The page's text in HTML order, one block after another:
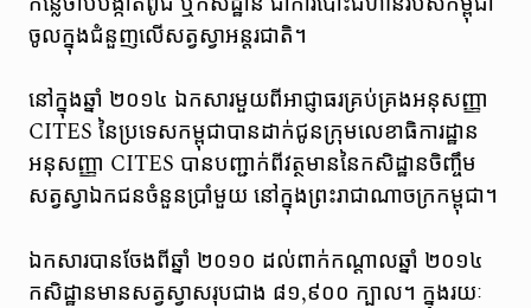
ចូលក្នុងជំនួញលើសត្វស្វាអន្តរជាតិ។
នៅក្នុងឆ្នាំ ២០១៤ ឯកសារមួយពីអាជ្ញាធរគ្រប់គ្រងអនុសញ្ញា
CITES នៃប្រទេសកម្ពុជាបានដាក់ជូនក្រុមលេខាធិការដ្ឋាន
អនុសញ្ញា CITES បានបញ្ជាក់ពីវត្ថមាននៃកសិដ្ឋានចិញ្ចឹម
សត្វស្វាឯកជនចំនួនប្រាំមួយ នៅក្នុងព្រះរាជាណាចក្រកម្ពុជា។
ឯកសារបានចែងពីឆ្នាំ ២០១០ ដល់ពាក់កណ្តាលឆ្នាំ ២០១៤
កសិដ្ឋានមានសត្វស្វាសរុបជាង ៨១,៩០០ ក្បាល។ ក្នុងរយៈ